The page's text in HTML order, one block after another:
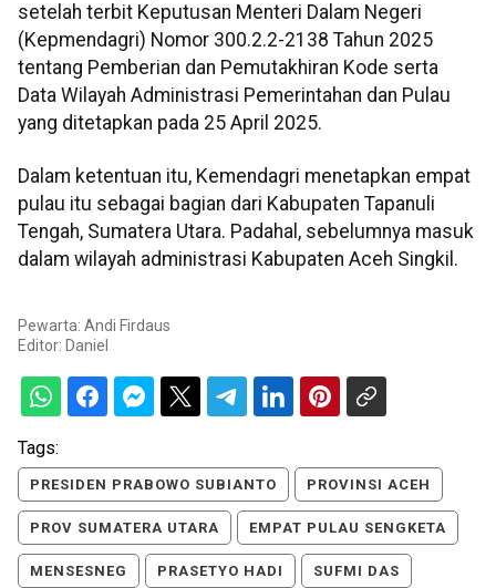
setelah terbit Keputusan Menteri Dalam Negeri
(Kepmendagri) Nomor 300.2.2-2138 Tahun 2025
tentang Pemberian dan Pemutakhiran Kode serta
Data Wilayah Administrasi Pemerintahan dan Pulau
yang ditetapkan pada 25 April 2025.
Dalam ketentuan itu, Kemendagri menetapkan empat
pulau itu sebagai bagian dari Kabupaten Tapanuli
Tengah, Sumatera Utara. Padahal, sebelumnya masuk
dalam wilayah administrasi Kabupaten Aceh Singkil.
Pewarta: Andi Firdaus
Editor: Daniel
Tags:
PRESIDEN PRABOWO SUBIANTO PROVINSI ACEH
PROV SUMATERA UTARA EMPAT PULAU SENGKETA
MENSESNEG PRASETYO HADI SUFMI DAS